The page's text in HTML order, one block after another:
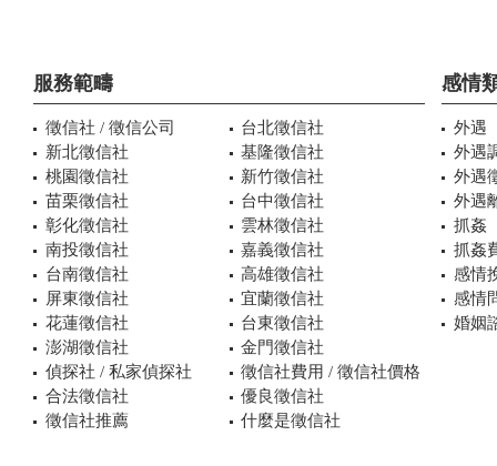
服務範疇
徵信社 / 徵信公司
台北徵信社
新北徵信社
基隆徵信社
桃園徵信社
新竹徵信社
苗栗徵信社
台中徵信社
彰化徵信社
雲林徵信社
南投徵信社
嘉義徵信社
台南徵信社
高雄徵信社
屏東徵信社
宜蘭徵信社
花蓮徵信社
台東徵信社
澎湖徵信社
金門徵信社
偵探社 / 私家偵探社
徵信社費用 / 徵信社價格
合法徵信社
優良徵信社
徵信社推薦
什麼是徵信社
感情
外遇
外遇
外遇
外遇
抓姦
抓姦
感情
感情
婚姻